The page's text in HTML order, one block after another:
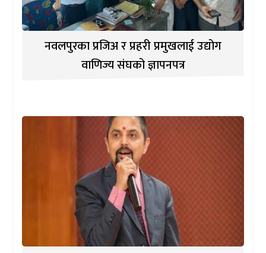
नवलपुरका प्रजिअ र प्रहरी प्रमुखलाई उद्योग
वाणिज्य संघको ज्ञापनपत्र